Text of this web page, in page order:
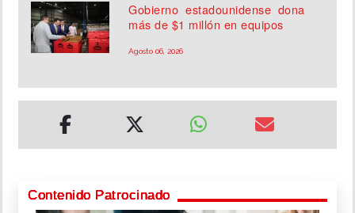
Gobierno estadounidense dona
más de $1 millón en equipos
Agosto 06, 2026
Contenido Patrocinado